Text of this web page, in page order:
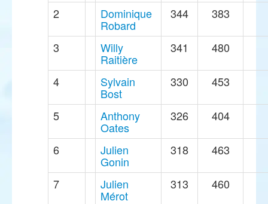
2 Dominique
Robard
344 383
3 Willy
Raitière
341 480
4 Sylvain
Bost
330 453
5 Anthony
Oates
326 404
6 Julien
Gonin
318 463
7 Julien
Mérot
313 460